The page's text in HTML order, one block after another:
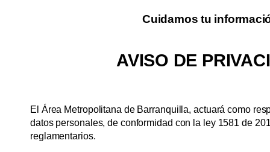
Cuidamos tu
AVISO DE
El Área Metropolitana de Barranquilla, actuará como
datos personales, de conformidad con la ley 1581 de
reglamentarios.